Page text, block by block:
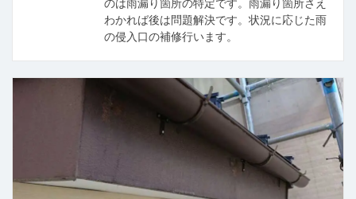
わかれば後は問題解決です。状況に応じた雨
の侵入口の補修行います。